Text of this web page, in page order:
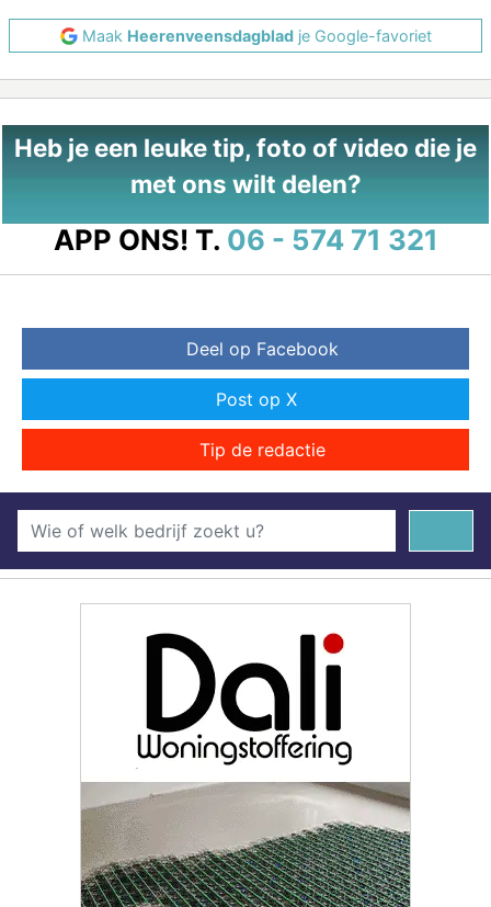
Maak Heerenveensdagbladje Google-favoriet
Heb je een leuke tip, foto of video die je
met ons wilt delen?
APP ONS! T. 06 - 574 71 321
Deel op Facebook
Post op X
Tip de redactie